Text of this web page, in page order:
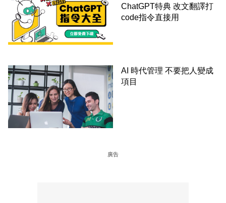
ChatGPT特典 改文翻譯打
code指令直接用
AI 時代管理 不要把人變成
項目
廣告